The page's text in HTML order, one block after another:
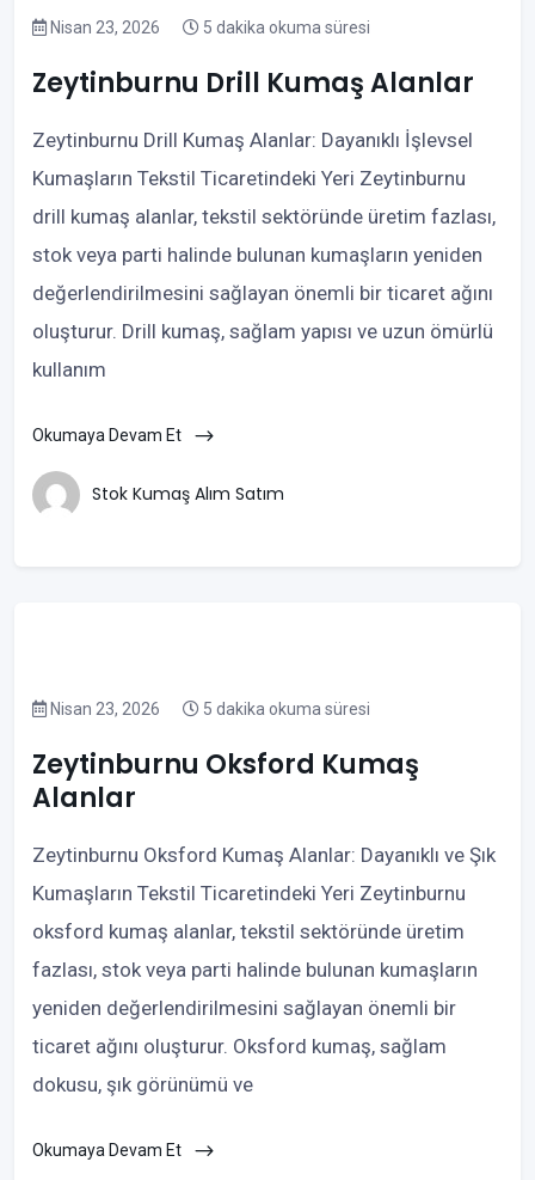
Nisan 23, 2026 5 dakika okuma süresi
Zeytinburnu Drill Kumaş Alanlar
Zeytinburnu Drill Kumaş Alanlar: Dayanıklı İşlevsel
Kumaşların Tekstil Ticaretindeki Yeri Zeytinburnu
drill kumaş alanlar, tekstil sektöründe üretim fazlası,
stok veya parti halinde bulunan kumaşların yeniden
değerlendirilmesini sağlayan önemli bir ticaret ağını
oluşturur. Drill kumaş, sağlam yapısı ve uzun ömürlü
kullanım
Okumaya Devam Et
Stok Kumaş Alım Satım
Nisan 23, 2026 5 dakika okuma süresi
Zeytinburnu Oksford Kumaş
Alanlar
Zeytinburnu Oksford Kumaş Alanlar: Dayanıklı ve Şık
Kumaşların Tekstil Ticaretindeki Yeri Zeytinburnu
oksford kumaş alanlar, tekstil sektöründe üretim
fazlası, stok veya parti halinde bulunan kumaşların
yeniden değerlendirilmesini sağlayan önemli bir
ticaret ağını oluşturur. Oksford kumaş, sağlam
dokusu, şık görünümü ve
Okumaya Devam Et